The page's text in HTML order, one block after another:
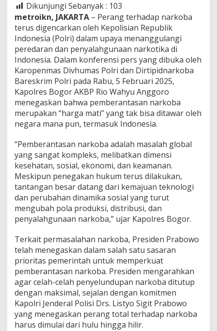
Dikunjungi Sebanyak : 103
metroikn, JAKARTA – Perang terhadap narkoba
terus digencarkan oleh Kepolisian Republik
Indonesia (Polri) dalam upaya menanggulangi
peredaran dan penyalahgunaan narkotika di
Indonesia. Dalam konferensi pers yang dibuka oleh
Karopenmas Divhumas Polri dan Dirtipidnarkoba
Bareskrim Polri pada Rabu, 5 Februari 2025,
Kapolres Bogor AKBP Rio Wahyu Anggoro
menegaskan bahwa pemberantasan narkoba
merupakan “harga mati” yang tak bisa ditawar oleh
negara mana pun, termasuk Indonesia.
“Pemberantasan narkoba adalah masalah global
yang sangat kompleks, melibatkan dimensi
kesehatan, sosial, ekonomi, dan keamanan.
Meskipun penegakan hukum terus dilakukan,
tantangan besar datang dari kemajuan teknologi
dan perubahan dinamika sosial yang turut
mengubah pola produksi, distribusi, dan
penyalahgunaan narkoba,” ujar Kapolres Bogor.
Terkait permasalahan narkoba, Presiden Prabowo
telah menegaskan dalam salah satu sasaran
prioritas pemerintah untuk memperkuat
pemberantasan narkoba. Presiden mengarahkan
agar celah-celah penyelundupan narkoba ditutup
dengan maksimal, sejalan dengan komitmen
Kapolri Jenderal Polisi Drs. Listyo Sigit Prabowo
yang menegaskan perang total terhadap narkoba
harus dimulai dari hulu hingga hilir.